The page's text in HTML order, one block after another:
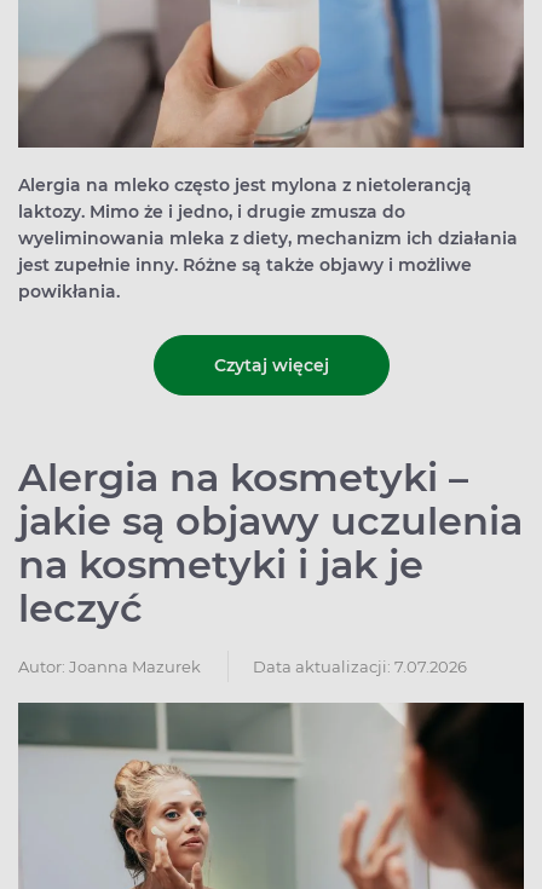
Alergia na mleko często jest mylona z nietolerancją
laktozy. Mimo że i jedno, i drugie zmusza do
wyeliminowania mleka z diety, mechanizm ich działania
jest zupełnie inny. Różne są także objawy i możliwe
powikłania.
Czytaj więcej
Alergia na kosmetyki –
jakie są objawy uczulenia
na kosmetyki i jak je
leczyć
Autor: Joanna Mazurek Data aktualizacji: 7.07.2026